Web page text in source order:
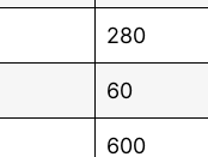
280
60
600